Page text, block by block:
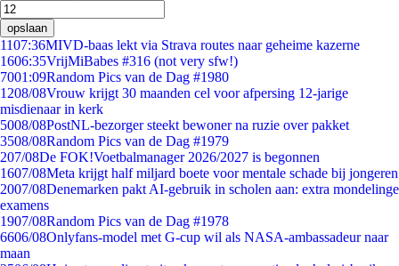
opslaan
1107:36MIVD-baas lekt via Strava routes naar geheime kazerne
1606:35VrijMiBabes #316 (not very sfw!)
7001:09Random Pics van de Dag #1980
1208/08Vrouw krijgt 30 maanden cel voor afpersing 12-jarige
misdienaar in kerk
5008/08PostNL-bezorger steekt bewoner na ruzie over pakket
3508/08Random Pics van de Dag #1979
207/08De FOK!Voetbalmanager 2026/2027 is begonnen
1607/08Meta krijgt half miljard boete voor mentale schade bij jongeren
2007/08Denemarken pakt AI-gebruik in scholen aan: extra mondelinge
examens
1907/08Random Pics van de Dag #1978
6606/08Onlyfans-model met G-cup wil als NASA-ambassadeur naar
maan